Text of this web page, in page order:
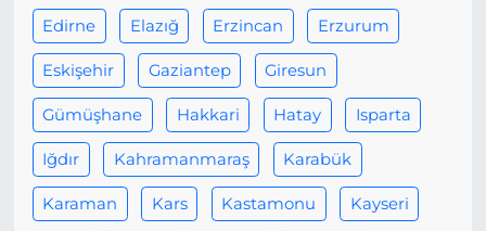
Edirne Elazığ Erzincan Erzurum
Eskişehir Gaziantep Giresun
Gümüşhane Hakkari Hatay Isparta
Iğdır Kahramanmaraş Karabük
Karaman Kars Kastamonu Kayseri